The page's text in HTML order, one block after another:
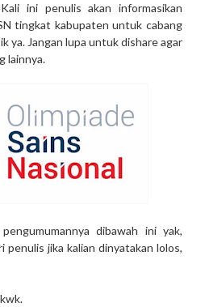
ini penulis akan informasikan
tingkat kabupaten untuk cabang
ya. Jangan lupa untuk dishare agar
lainnya.
dibawah ini yak,
penulis jika kalian dinyatakan lolos,